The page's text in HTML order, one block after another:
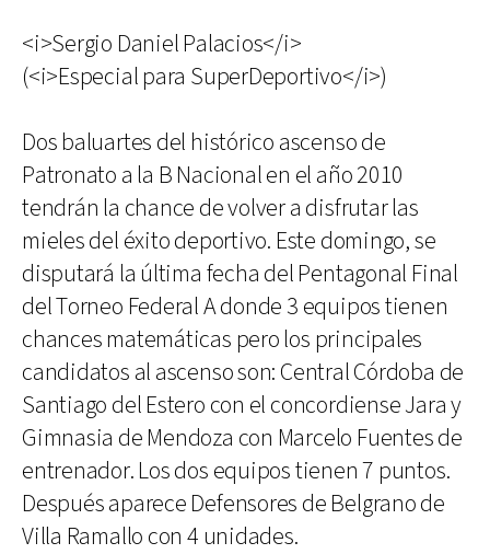
<i>Sergio Daniel Palacios</i>
(<i>Especial para SuperDeportivo</i>)
Dos baluartes del histórico ascenso de
Patronato a la B Nacional en el año 2010
tendrán la chance de volver a disfrutar las
mieles del éxito deportivo. Este domingo, se
disputará la última fecha del Pentagonal Final
del Torneo Federal A donde 3 equipos tienen
chances matemáticas pero los principales
candidatos al ascenso son: Central Córdoba de
Santiago del Estero con el concordiense Jara y
Gimnasia de Mendoza con Marcelo Fuentes de
entrenador. Los dos equipos tienen 7 puntos.
Después aparece Defensores de Belgrano de
Villa Ramallo con 4 unidades.